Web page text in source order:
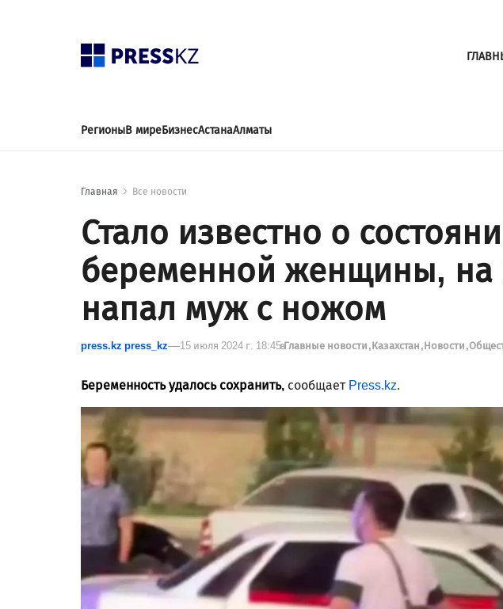
РегионыВ миреБизнесАстанаАлматы
Главная Все новости
Стало известно о
беременной женщины, на
напал муж с ножом
press.kz press_kz 15 июля 2024 г. 18:45вГлавные новости Казахстан Новости
Беременность удалось сохранить, сообщает Press.kz.